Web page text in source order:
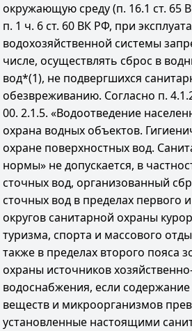
окружающую среду (п. 16.1 ст. 65
п. 1 ч. 6 ст. 60 ВК РФ, при
водохозяйственной системы
числе, осуществлять сброс в
вод*(1), не подвергшихся
обезвреживанию. Согласно п.
00. 2.1.5. «Водоотведение
охрана водных объектов.
охране поверхностных вод.
нормы» не допускается, в
сточных вод, организованный
сточных вод в пределах первого
округов санитарной охраны
туризма, спорта и массового
также в пределах второго пояса
охраны источников
водоснабжения, если
веществ и микроорганизмов
установленные настоящими